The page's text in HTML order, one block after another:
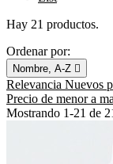
Hay 21 productos.
Ordenar por:
Nombre, A-Z 
Relevancia Nuevos
Precio de menor a
Mostrando 1-21 de